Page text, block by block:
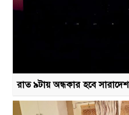
রাত ৯টায় অন্ধকার হবে সারাদেশ